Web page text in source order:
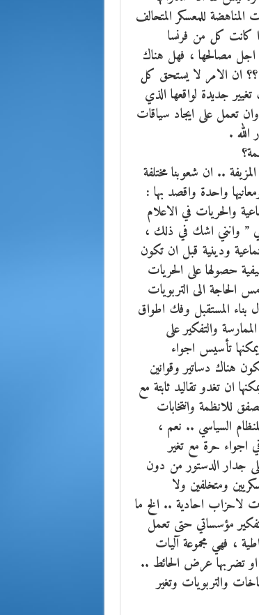
للمعسكر المتحالف
كانت كل من فرنسا
اجل مصالحها ، فهل هناك
ان الامر لا يستحق كل
جديدة لواقعها الذي
تعمل على ايجاد سياقات
.
.. ان شعوبنا مختلفة
واحدة واقصد بها :
والحريات في الاعلام
” وانني اشك في ذلك ،
ودينية قبل ان تكون
حصولها على الحريات
الحاجة الى التربويات
بناء المستقبل وفك اطواق
والتفكير على
تأسيس اجواء
هناك دساتير وقوانين
ان تغدو تقاليد ثابتة مع
للانظمة وانتخابات
السياسي .. نعم ،
اجواء حرة مع تغير
جدار الدستور من دون
ومتخلفين ولا
لاحزاب احادية .. الخ ما
مؤسساتي حتى تعمل
، فهي مجموعة آليات
تضربها عرض الحائط ..
والتربويات وتغير